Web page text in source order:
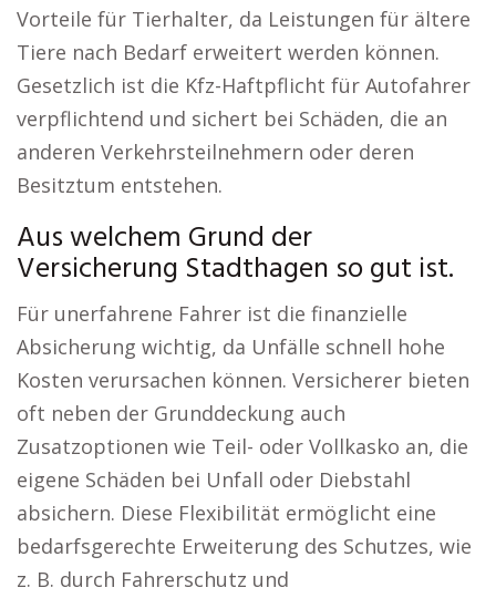
Vorteile für Tierhalter, da Leistungen für ältere
Tiere nach Bedarf erweitert werden können.
Gesetzlich ist die Kfz-Haftpflicht für Autofahrer
verpflichtend und sichert bei Schäden, die an
anderen Verkehrsteilnehmern oder deren
Besitztum entstehen.
Aus welchem Grund der
Versicherung Stadthagen so gut ist.
Für unerfahrene Fahrer ist die finanzielle
Absicherung wichtig, da Unfälle schnell hohe
Kosten verursachen können. Versicherer bieten
oft neben der Grunddeckung auch
Zusatzoptionen wie Teil- oder Vollkasko an, die
eigene Schäden bei Unfall oder Diebstahl
absichern. Diese Flexibilität ermöglicht eine
bedarfsgerechte Erweiterung des Schutzes, wie
z. B. durch Fahrerschutz und